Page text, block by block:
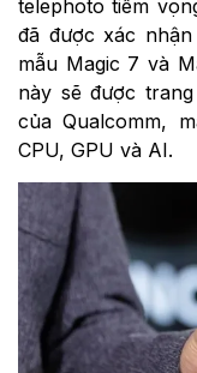
telephoto tiềm
đã được xác
mẫu Magic 7 và
này sẽ được
của Qualcomm,
CPU, GPU và AI.